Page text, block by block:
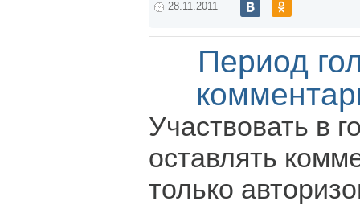
28.11.2011
Период
Участвовать в
оставлять
только